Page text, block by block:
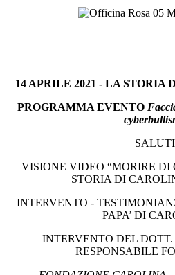
14 APRILE 2021 - LA STORIA
PROGRAMMA EVENTO
SALUTI
VISIONE VIDEO “MORIRE
STORIA DI
INTERVENTO -
PAPA’ DI
INTERVENTO DEL
RESPONSABILE